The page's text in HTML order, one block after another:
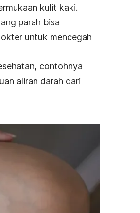
kulit kaki.
parah bisa
untuk mencegah
contohnya
aliran darah dari